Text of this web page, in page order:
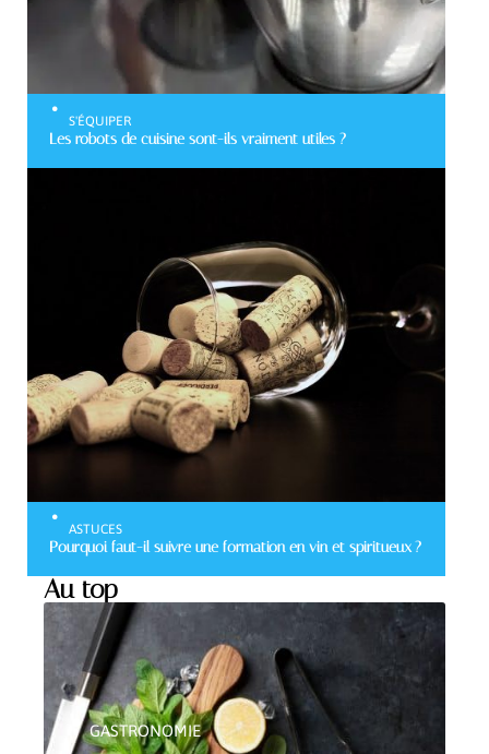
S'ÉQUIPER
Les robots de cuisine sont-ils vraiment utiles ?
ASTUCES
Pourquoi faut-il suivre une formation en vin et spiritueux ?
Au top
GASTRONOMIE